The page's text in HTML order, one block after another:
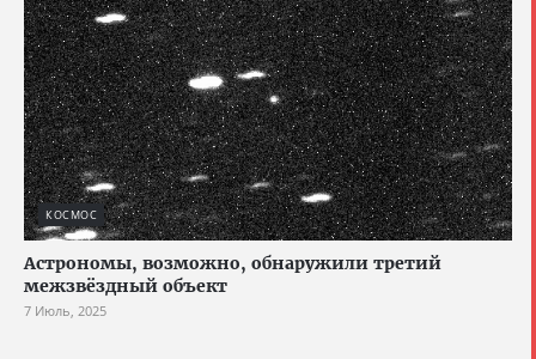
КОСМОС
Астрономы, возможно, обнаружили третий
межзвёздный объект
7 Июль, 2025